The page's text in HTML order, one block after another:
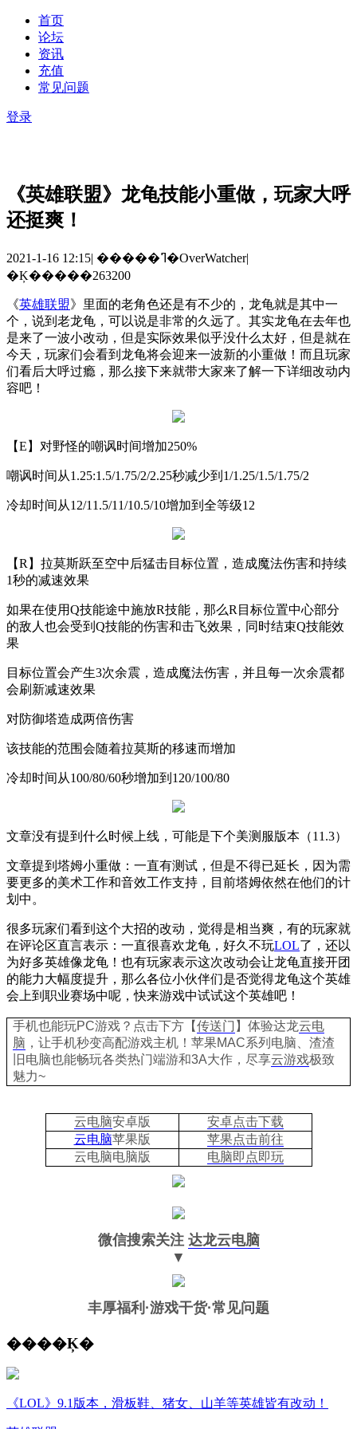
首页
论坛
资讯
充值
常见问题
登录
《英雄联盟》龙龟技能小重做，玩家大呼
还挺爽！
2021-1-16 12:15| �����ߣ�OverWatcher|
�Ķ�����263200
《英雄联盟》里面的老角色还是有不少的，龙龟就是其中一
个，说到老龙龟，可以说是非常的久远了。其实龙龟在去年也
是来了一波小改动，但是实际效果似乎没什么太好，但是就在
今天，玩家们会看到龙龟将会迎来一波新的小重做！而且玩家
们看后大呼过瘾，那么接下来就带大家来了解一下详细改动内
容吧！
【E 】对野怪的嘲讽时间增加250%
嘲讽时间从1.25:1.5/1.75/2/2.25秒减少到 1/1.25/1.5/1.75/2
冷却时间从12/11.5/11/10.5/10增加到全等级12
【R 】拉莫斯跃至空中后猛击目标位置，造成魔法伤害和持续
1秒的减速效果
如果在使用Q技能途中施放R技能，那么R 目标位置中心部分
的敌人也会受到 Q技能的伤害和击飞效果，同时结束Q技能效
果
目标位置会产生3次余震，造成魔法伤害，并且每一次余震都
会刷新减速效果
对防御塔造成两倍伤害
该技能的范围会随着拉莫斯的移速而增加
冷却时间从100/80/60秒增加到 120/100/80
文章没有提到什么时候上线，可能是下个美测服版本（11.3）
文章提到塔姆小重做：一直有测试，但是不得已延长，因为需
要更多的美术工作和音效工作支持，目前塔姆依然在他们的计
划中。
很多玩家们看到这个大招的改动，觉得是相当爽，有的玩家就
在评论区直言表示：一直很喜欢龙龟，好久不玩LOL了，还以
为好多英雄像龙龟！也有玩家表示这次改动会让龙龟直接开团
的能力大幅度提升，那么各位小伙伴们是否觉得龙龟这个英雄
会上到职业赛场中呢，快来游戏中试试这个英雄吧！
手机也能玩PC游戏？点击下方【传送门 】体验达龙云电
脑 ，让手机秒变高配游戏主机 ！苹果MAC系列电脑、渣渣
旧电脑也能畅玩各类热门端游和3A大作， 尽享云游戏极致
魅力~
云电脑安卓版
安卓点击下载
云电脑苹果版
苹果点击前往
云电脑电脑版 电脑即点即玩
微信搜索关注 达龙云电脑
▼
丰厚福利 ·游戏干货·常见问题
����Ķ�
《LOL》9.1版本，滑板鞋、猪女、山羊等英雄皆有改动！